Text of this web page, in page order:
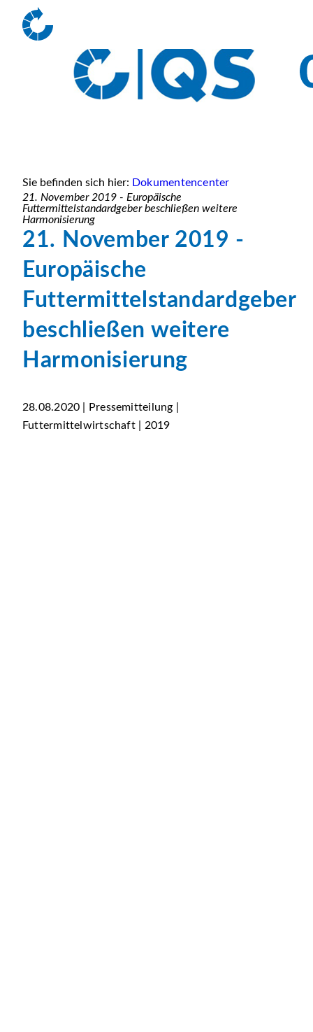
Sie befinden sich hier: Dokumentencenter
21. November 2019 - Europäische
Futtermittelstandardgeber beschließen weitere
Harmonisierung
21. November 2019 -
Europäische
Futtermittelstandardgeber
beschließen weitere
Harmonisierung
28.08.2020 | Pressemitteilung |
Futtermittelwirtschaft | 2019